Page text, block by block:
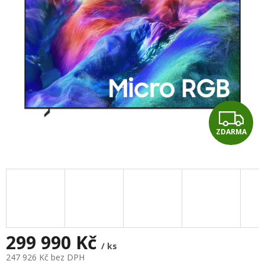
hvězdiček.
Z
D
A
ZDARMA
299 990 Kč / ks
247 926 Kč bez DPH